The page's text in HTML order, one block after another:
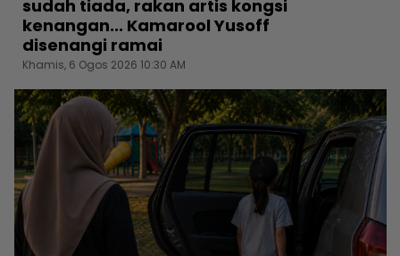
sudah tiada, rakan artis kongsi
kenangan... Kamarool Yusoff
disenangi ramai
Khamis, 6 Ogos 2026 10:30 AM